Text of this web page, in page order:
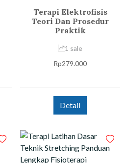
Terapi Elektrofisis
Teori Dan Prosedur
Praktik
1 sale
Rp279.000
Detail